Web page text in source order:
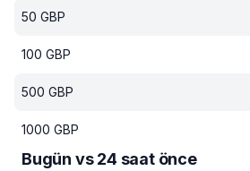
50 GBP
100 GBP
500 GBP
1000 GBP
Bugün vs 24 saat önce